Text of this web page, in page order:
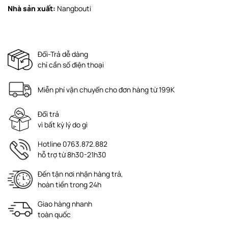
Nhà sản xuất: Nangbouti
Đổi-Trả dễ dàng
chỉ cần số điện thoại
Miễn phí vận chuyển cho đơn hàng từ 199K
Đổi trả
vì bất kỳ lý do gì
Hotline 0763.872.882
hỗ trợ từ 8h30-21h30
Đến tận nơi nhận hàng trả,
hoàn tiền trong 24h
Giao hàng nhanh
toàn quốc